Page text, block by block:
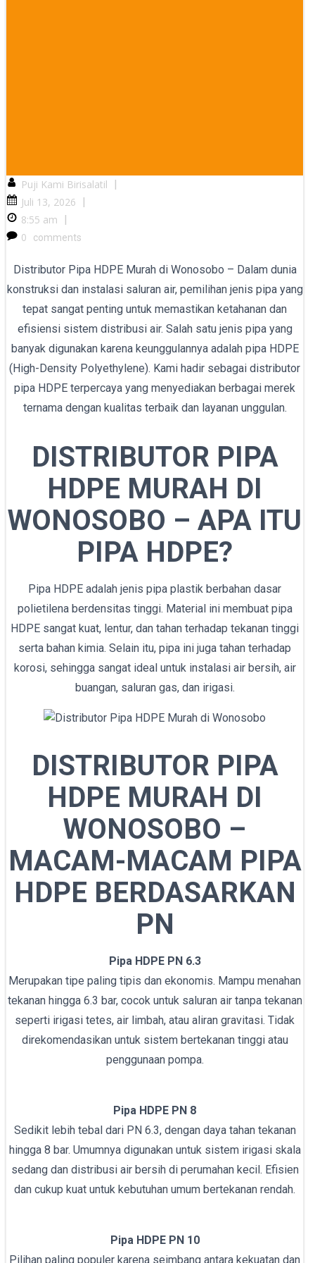
Puji Kami Birisalatil
|
Juli 13, 2026
|
8:55 am
|
0
comments
Distributor Pipa HDPE Murah di Wonosobo – Dalam dunia
konstruksi dan instalasi saluran air, pemilihan jenis pipa yang
tepat sangat penting untuk memastikan ketahanan dan
efisiensi sistem distribusi air. Salah satu jenis pipa yang
banyak digunakan karena keunggulannya adalah pipa HDPE
(High-Density Polyethylene). Kami hadir sebagai distributor
pipa HDPE terpercaya yang menyediakan berbagai merek
ternama dengan kualitas terbaik dan layanan unggulan.
DISTRIBUTOR PIPA
HDPE MURAH DI
WONOSOBO – APA ITU
PIPA HDPE?
Pipa HDPE adalah jenis pipa plastik berbahan dasar
polietilena berdensitas tinggi. Material ini membuat pipa
HDPE sangat kuat, lentur, dan tahan terhadap tekanan tinggi
serta bahan kimia. Selain itu, pipa ini juga tahan terhadap
korosi, sehingga sangat ideal untuk instalasi air bersih, air
buangan, saluran gas, dan irigasi.
DISTRIBUTOR PIPA
HDPE MURAH DI
WONOSOBO –
MACAM-MACAM PIPA
HDPE BERDASARKAN
PN
Pipa HDPE PN 6.3
Merupakan tipe paling tipis dan ekonomis. Mampu menahan
tekanan hingga 6.3 bar, cocok untuk saluran air tanpa tekanan
seperti irigasi tetes, air limbah, atau aliran gravitasi. Tidak
direkomendasikan untuk sistem bertekanan tinggi atau
penggunaan pompa.
Pipa HDPE PN 8
Sedikit lebih tebal dari PN 6.3, dengan daya tahan tekanan
hingga 8 bar. Umumnya digunakan untuk sistem irigasi skala
sedang dan distribusi air bersih di perumahan kecil. Efisien
dan cukup kuat untuk kebutuhan umum bertekanan rendah.
Pipa HDPE PN 10
Pilihan paling populer karena seimbang antara kekuatan dan